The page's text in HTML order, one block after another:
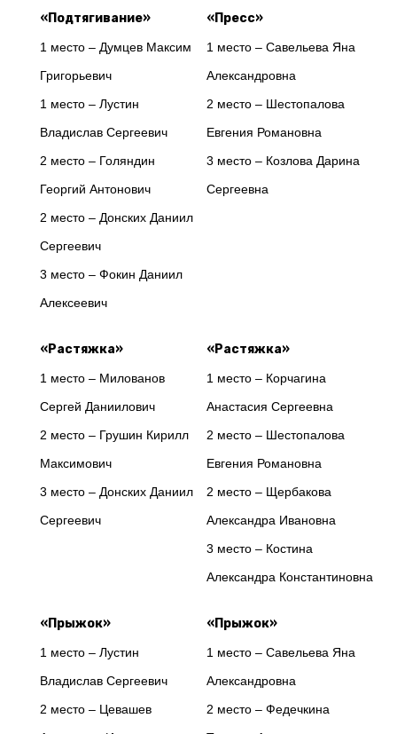
«Подтягивание»
1 место – Думцев Максим
Григорьевич
1 место – Лустин
Владислав Сергеевич
2 место – Голяндин
Георгий Антонович
2 место – Донских Даниил
Сергеевич
3 место – Фокин Даниил
Алексеевич
«Пресс»
1 место – Савельева Яна
Александровна
2 место – Шестопалова
Евгения Романовна
3 место – Козлова Дарина
Сергеевна
«Растяжка»
1 место – Милованов
Сергей Даниилович
2 место – Грушин Кирилл
Максимович
3 место – Донских Даниил
Сергеевич
«Растяжка»
1 место – Корчагина
Анастасия Сергеевна
2 место – Шестопалова
Евгения Романовна
2 место – Щербакова
Александра Ивановна
3 место – Костина
Александра Константиновна
«Прыжок»
1 место – Лустин
Владислав Сергеевич
2 место – Цевашев
«Прыжок»
1 место – Савельева Яна
Александровна
2 место – Федечкина